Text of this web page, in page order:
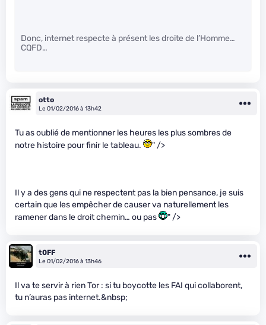
Donc, internet respecte à présent les droite de l’Homme…
CQFD…
otto
Le 01/02/2016 à 13h42
Tu as oublié de mentionner les heures les plus sombres de
notre histoire pour finir le tableau.
" />
Il y a des gens qui ne respectent pas la bien pensance, je suis
certain que les empêcher de causer va naturellement les
ramener dans le droit chemin… ou pas
" />
t0FF
Le 01/02/2016 à 13h46
Il va te servir à rien Tor : si tu boycotte les FAI qui collaborent,
tu n’auras pas internet.&nbsp;